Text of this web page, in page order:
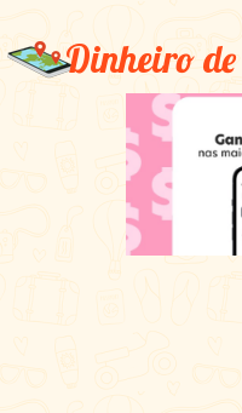
Dinheiro